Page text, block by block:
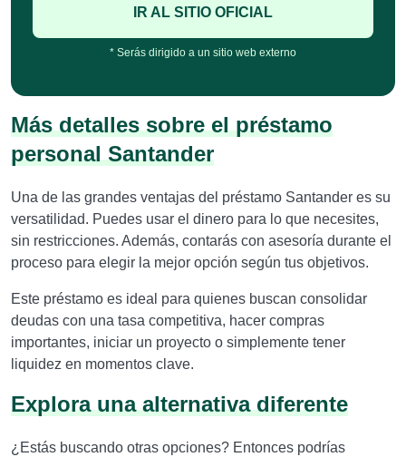
IR AL SITIO OFICIAL
* Serás dirigido a un sitio web externo
Más detalles sobre el préstamo
personal Santander
Una de las grandes ventajas del préstamo Santander es su
versatilidad. Puedes usar el dinero para lo que necesites,
sin restricciones. Además, contarás con asesoría durante el
proceso para elegir la mejor opción según tus objetivos.
Este préstamo es ideal para quienes buscan consolidar
deudas con una tasa competitiva, hacer compras
importantes, iniciar un proyecto o simplemente tener
liquidez en momentos clave.
Explora una alternativa diferente
¿Estás buscando otras opciones? Entonces podrías